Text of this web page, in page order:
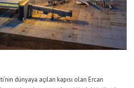
’nin dünyaya açılan kapısı olan Ercan